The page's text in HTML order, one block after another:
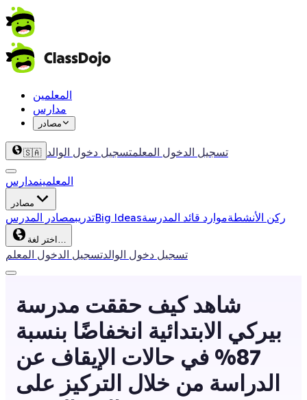
المعلمين
مدارس
مصادر
🇸🇦 تسجيل الدخول المعلمتسجيل دخول الوالد
المعلمينمدارس
مصادر
تدريبمصادر المدرس Big Ideas ركن الأنشطةموارد قائد المدرسة
اختر لغة…
تسجيل الدخول المعلمتسجيل دخول الوالد
شاهد كيف حققت مدرسة
بيركي الابتدائية انخفاضًا بنسبة
87% في حالات الإيقاف عن
الدراسة من خلال التركيز على